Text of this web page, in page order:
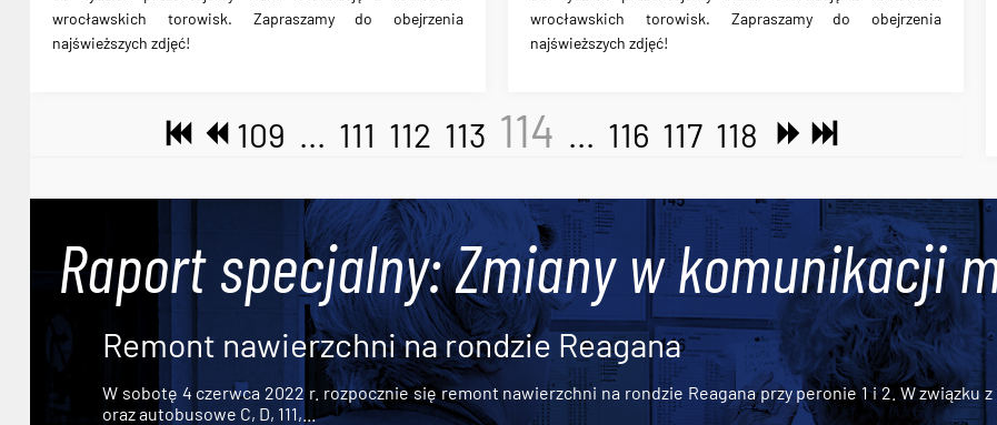
wrocławskich torowisk. Zapraszamy do obejrzenia
najświeższych zdjęć!
wrocławskich torowisk. Zapraszamy do obejrzenia
najświeższych zdjęć!
109 ... 111 112 113 114 ... 116 117 118
Raport specjalny: Zmiany w komunikacji
Remont nawierzchni na rondzie Reagana
W sobotę 4 czerwca 2022 r. rozpocznie się remont nawierzchni na rondzie Reagana przy peronie 1 i 2. W związku
oraz autobusowe C, D, 111,...